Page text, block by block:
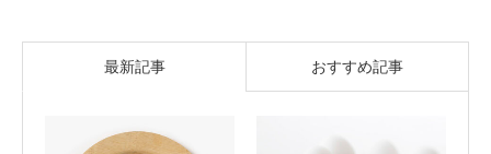
最新記事 おすすめ記事